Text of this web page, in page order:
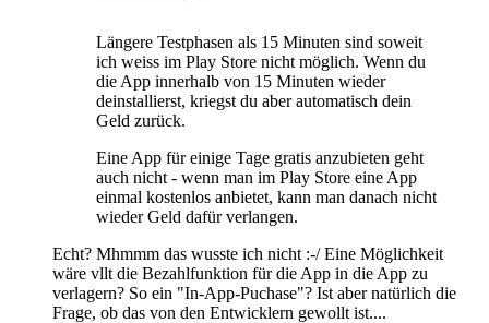
Längere Testphasen als 15 Minuten sind soweit
ich weiss im Play Store nicht möglich. Wenn du
die App innerhalb von 15 Minuten wieder
deinstallierst, kriegst du aber automatisch dein
Geld zurück.
Eine App für einige Tage gratis anzubieten geht
auch nicht - wenn man im Play Store eine App
einmal kostenlos anbietet, kann man danach nicht
wieder Geld dafür verlangen.
Echt? Mhmmm das wusste ich nicht :-/ Eine Möglichkeit
wäre vllt die Bezahlfunktion für die App in die App zu
verlagern? So ein "In-App-Puchase"? Ist aber natürlich die
Frage, ob das von den Entwicklern gewollt ist....